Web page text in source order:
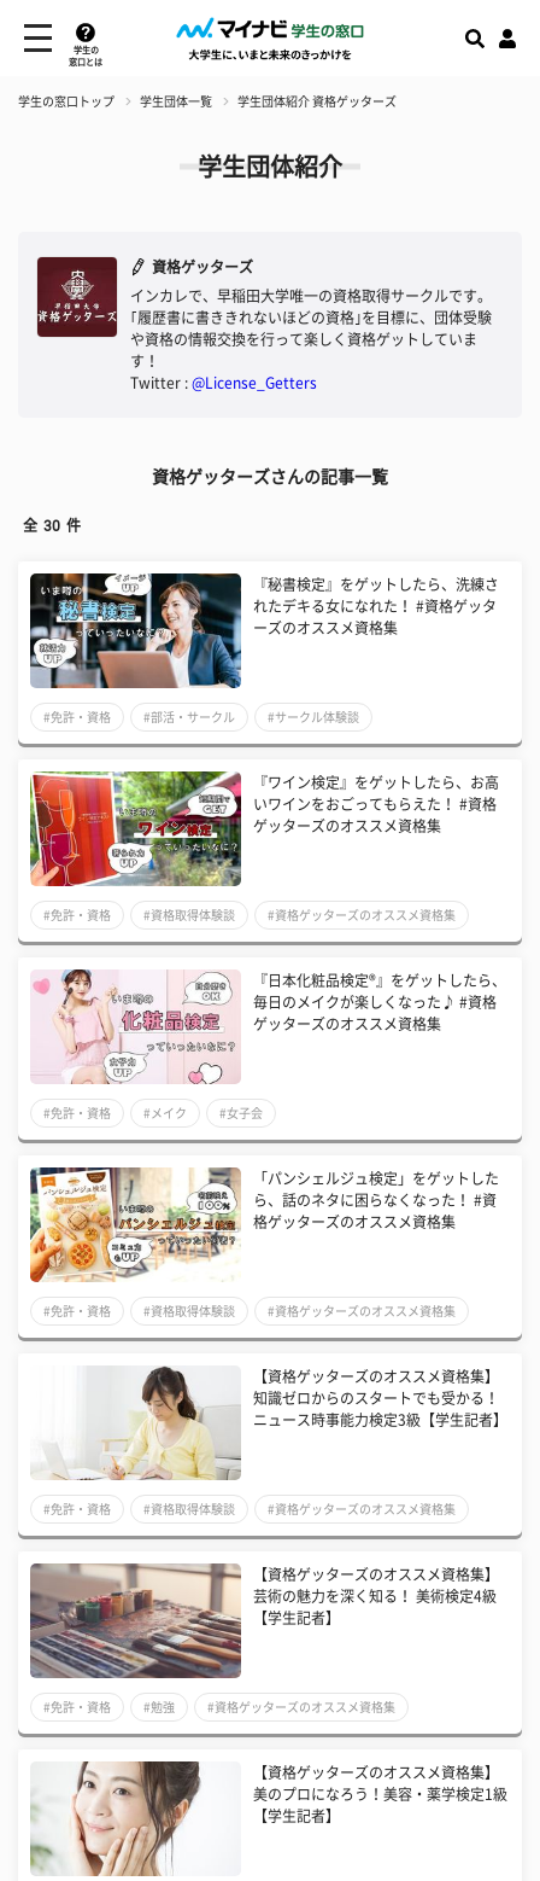
学生の
窓口とは
学生の窓口トップ 学生団体一覧 学生団体紹介 資格ゲッターズ
学生団体紹介
資格ゲッターズ
インカレで、早稲田大学唯一の資格取得サークルです。
｢履歴書に書ききれないほどの資格｣を目標に、団体受験
や資格の情報交換を行って楽しく資格ゲットしていま
す！
Twitter :@License_Getters
資格ゲッターズさんの記事一覧
全 30 件
『秘書検定』をゲットしたら、洗練さ
れたデキる女になれた！ #資格ゲッタ
ーズのオススメ資格集
#免許・資格 #部活・サークル #サークル体験談
『ワイン検定』をゲットしたら、お高
いワインをおごってもらえた！ #資格
ゲッターズのオススメ資格集
#免許・資格 #資格取得体験談 #資格ゲッターズのオススメ資格集
『日本化粧品検定®』をゲットしたら、
毎日のメイクが楽しくなった♪ #資格
ゲッターズのオススメ資格集
#免許・資格 #メイク #女子会
「パンシェルジュ検定」をゲットした
ら、話のネタに困らなくなった！ #資
格ゲッターズのオススメ資格集
#免許・資格 #資格取得体験談 #資格ゲッターズのオススメ資格集
【資格ゲッターズのオススメ資格集】
知識ゼロからのスタートでも受かる！
ニュース時事能力検定3級【学生記者】
#免許・資格 #資格取得体験談 #資格ゲッターズのオススメ資格集
【資格ゲッターズのオススメ資格集】
芸術の魅力を深く知る！ 美術検定4級
【学生記者】
#免許・資格 #勉強 #資格ゲッターズのオススメ資格集
【資格ゲッターズのオススメ資格集】
美のプロになろう！美容・薬学検定1級
【学生記者】